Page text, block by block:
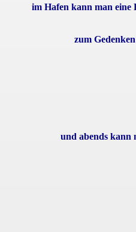
im Hafen kann man eine
zum
und abends kann